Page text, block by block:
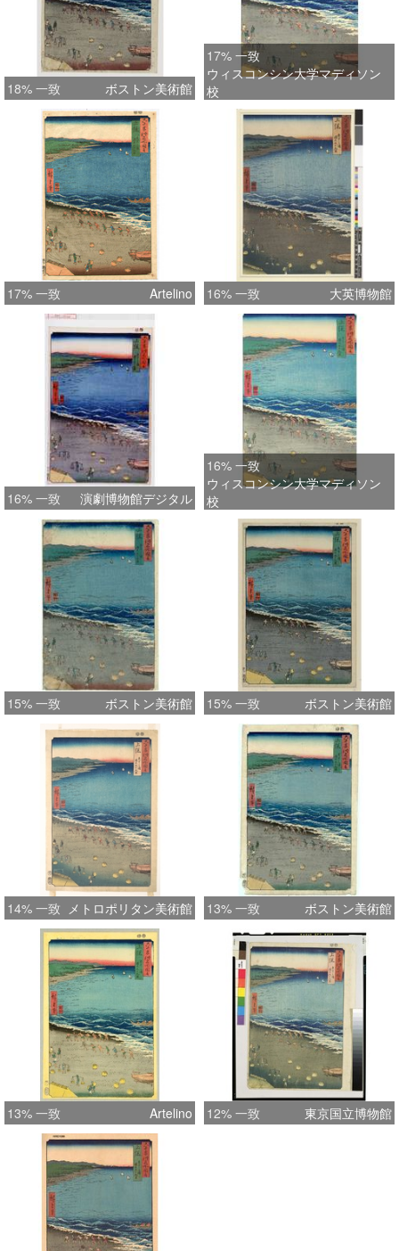
18% 一致 ボストン美術館
17% 一致
ウィスコンシン大学マディソン
校
17% 一致 Artelino 16% 一致 大英博物館
16% 一致 演劇博物館デジタル
16% 一致
ウィスコンシン大学マディソン
校
15% 一致 ボストン美術館 15% 一致 ボストン美術館
14% 一致 メトロポリタン美術館 13% 一致 ボストン美術館
13% 一致 Artelino 12% 一致 東京国立博物館